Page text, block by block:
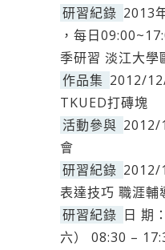
研習紀錄 2013
，每日
季研習 淡江大學
作品集 2012/
TKUED打磚塊
活動參與 2012/
會
研習紀錄 2012/
表達技巧 職涯輔
研習紀錄 日 期
六） 08:30 –